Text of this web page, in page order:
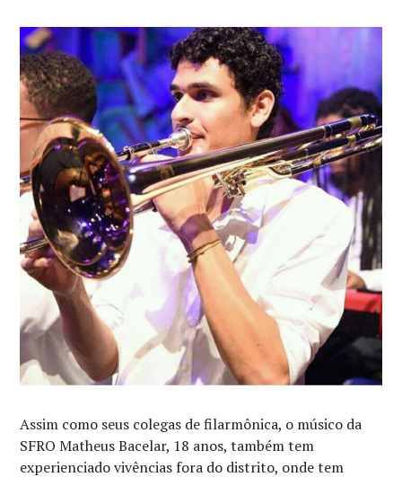
Assim como seus colegas de filarmônica, o músico da
SFRO Matheus Bacelar, 18 anos, também tem
experienciado vivências fora do distrito, onde tem